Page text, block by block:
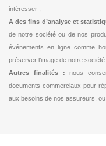
intéresser ;
A des fins d’analyse et
de notre société ou de nos
événements en ligne comme
préserver l’image de notre
Autres finalités : nous
documents commerciaux pour
aux besoins de nos assureurs, ou